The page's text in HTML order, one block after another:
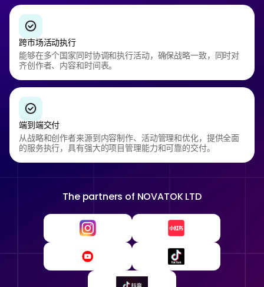
跨市场活动执行
能够在多个国家同时协调和执行活动，确保战略一致，同时对
齐创作者、内容和时间表。
端到端交付
从战略和创作者来源到内容制作、活动管理和优化，提供全面
的服务执行，具有强大的项目管理能力和可靠的交付。
The partners of NOVATOK LTD